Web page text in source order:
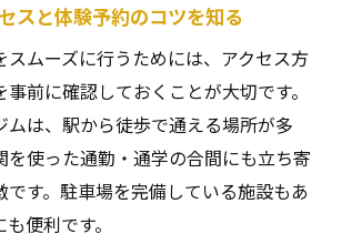
で効果的に運動を始める方法とは
エリアで自分に合うジムを活かす
りたい仙台ジム体験の実感
体験で感じた変化とメリットを紹
周辺ジム体験後のリアルな感想と
スと体験予約のコツを知る
スムーズに行うためには、アクセス方
前に確認しておくことが大切です。
ムは、駅から徒歩で通える場所が多
を使った通勤・通学の合間にも立ち寄
です。駐車場を完備している施設もあ
便利です。